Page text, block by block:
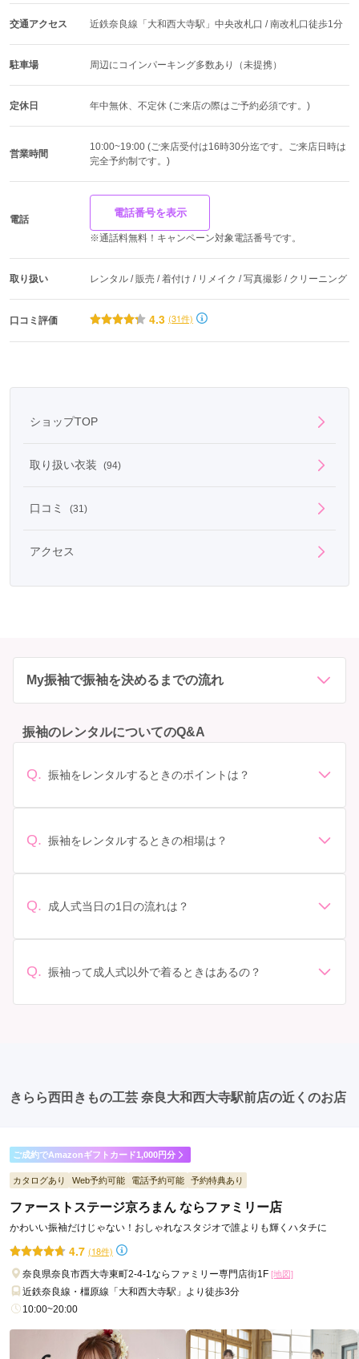
交通アクセス 近鉄奈良線「大和西大寺駅」中央改札口 / 南改札口徒歩1分
駐車場 周辺にコインパーキング多数あり（未提携）
定休日 年中無休、不定休 (ご来店の際はご予約必須です。)
営業時間
10:00~19:00 (ご来店受付は16時30分迄です。ご来店日時は
完全予約制です。)
電話
電話番号を表示
※通話料無料！キャンペーン対象電話番号です。
取り扱い レンタル / 販売 / 着付け / リメイク / 写真撮影 / クリーニング
口コミ評価 4.3 (31件)
ショップTOP
取り扱い衣装 (94)
口コミ (31)
アクセス
My振袖で振袖を決めるまでの流れ
振袖のレンタルについてのQ&A
Q. 振袖をレンタルするときのポイントは？
があります。 サイズ選び: 自分の体型に合ったサイズを
イズ調整をお願いすることもあります。 価格: 予算に合
ンタル料金に含まれるもの（小物や帯、草履など）を確
っかり確認しておく必要があります。 お店選び: 評判や
しょう。
Q. 振袖をレンタルするときの相場は？
されています。 高級なものやブランド物になると、それ
袖でプランをご確認いただくか、店舗に問い合わせてみ
Q. 成人式当日の1日の流れは？
人式: 一般的に午前中に成人式が行わる場合が多いです
を確認しましょう。 写真撮影: 成人式の後、家族や友人
Q. 振袖って成人式以外で着るときはあるの？
きらら西田きもの工芸 奈良大和西大寺駅前店の近くのお店
ご成約でAmazonギフトカード1,000円分
カタログあり Web予約可能 電話予約可能 予約特典あり
ファーストステージ京ろまん ならファミリー店
かわいい振袖だけじゃない！おしゃれなスタジオで誰よりも輝くハタチに
4.7 (18件)
奈良県奈良市西大寺東町2-4-1ならファミリー専門店街1F [地図]
近鉄奈良線・橿原線「大和西大寺駅」より徒歩3分
10:00~20:00